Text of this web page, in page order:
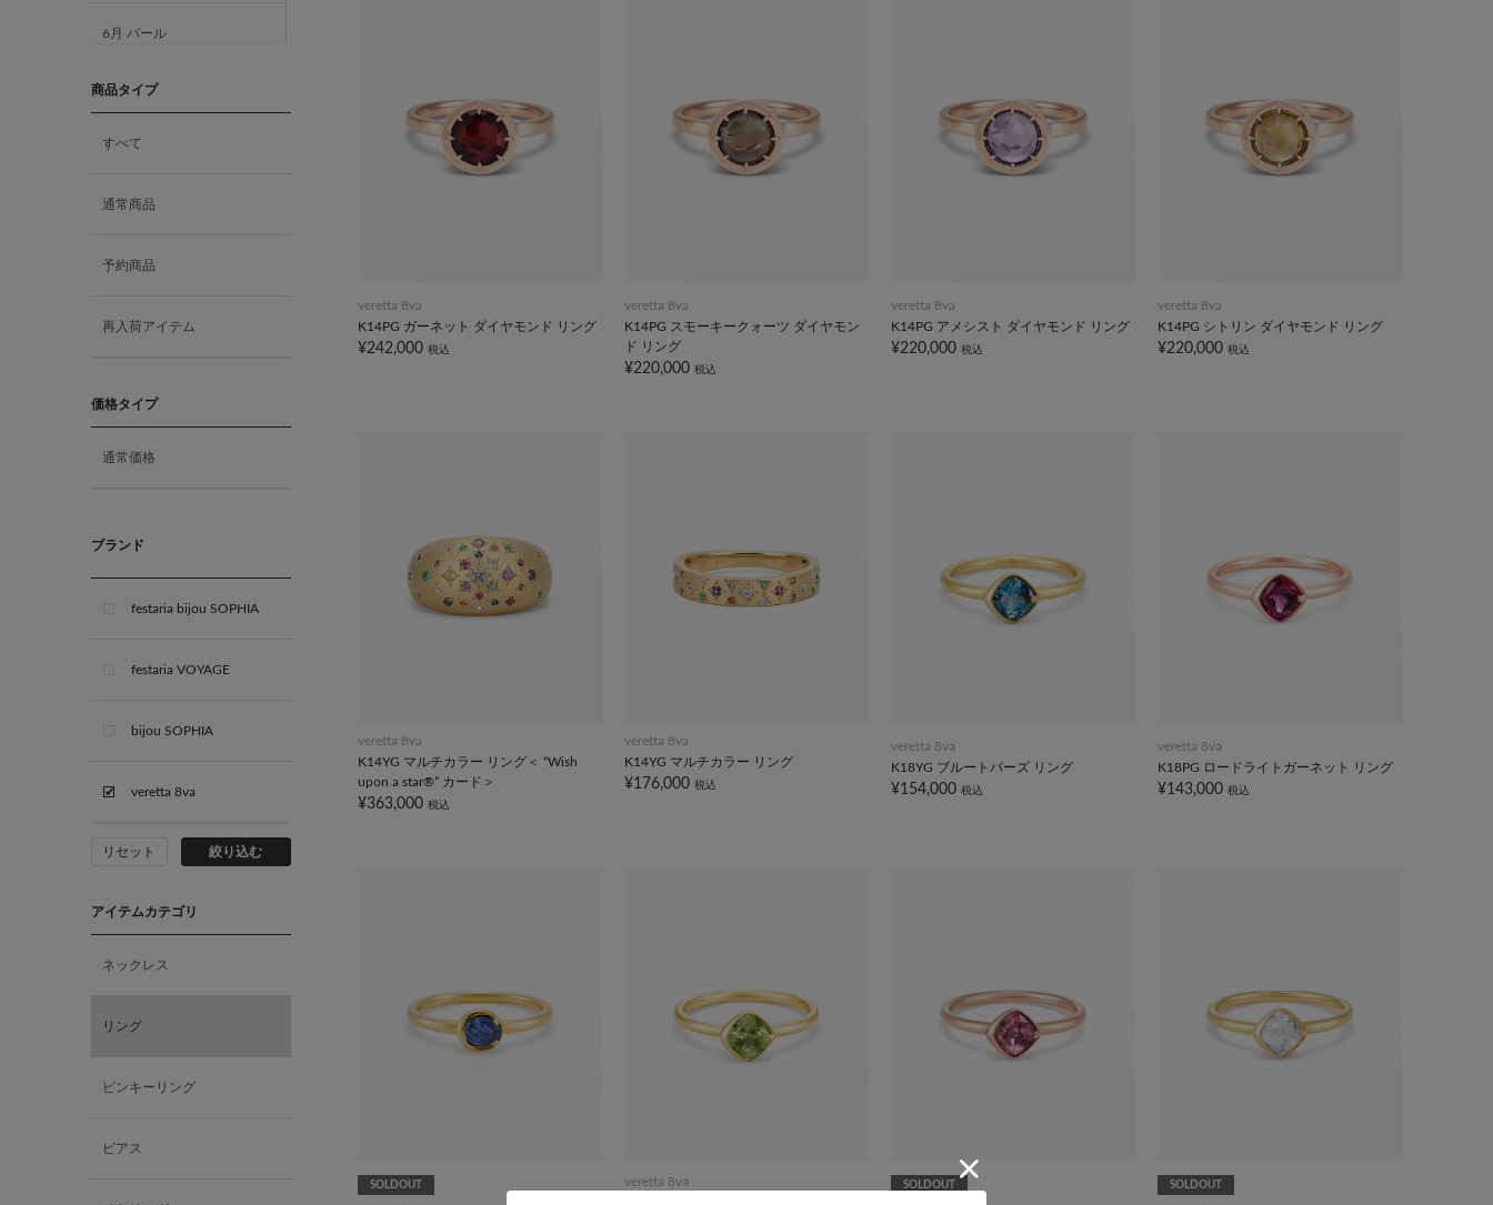
6月 パール
7月 ルビー
11月 ブルートパーズ
12月 タンザナイト
商品タイプ
すべて
通常商品
予約商品
再入荷アイテム
価格タイプ
通常価格
ブランド
festaria bijou SOPHIA
festaria VOYAGE
bijou SOPHIA
veretta 8va
リセット 絞り込む
アイテムカテゴリ
ネックレス
リング
ピンキーリング
ピアス
veretta 8va
K14PG ガーネット ダイヤモンド リング
¥242,000 税込
veretta 8va
K14PG スモーキークォーツ ダイヤモン
ド リング
¥220,000 税込
veretta 8va
K14PG アメシスト ダイヤモンド リング
¥220,000 税込
veretta 8va
K14PG シトリン ダイヤモンド リング
¥220,000 税込
veretta 8va
K14YG マルチカラー リング＜ “Wish
upon a star®” カード＞
¥363,000 税込
veretta 8va
K14YG マルチカラー リング
¥176,000 税込
veretta 8va
K18YG ブルートパーズ リング
¥154,000 税込
veretta 8va
K18PG ロードライトガーネット リング
¥143,000 税込
SOLDOUT
veretta 8va
SOLDOUT SOLDOUT